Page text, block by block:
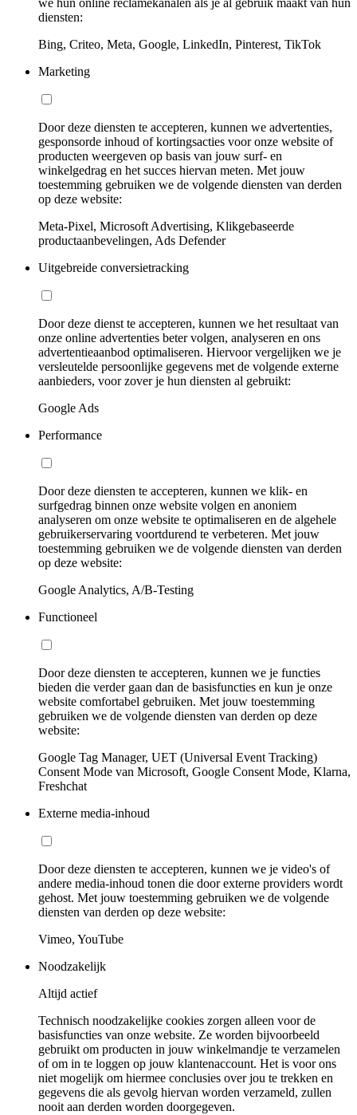
we hun online reclamekanalen als je al gebruik maakt van hun
diensten:
Bing, Criteo, Meta, Google, LinkedIn, Pinterest, TikTok
Marketing
Door deze diensten te accepteren, kunnen we advertenties,
gesponsorde inhoud of kortingsacties voor onze website of
producten weergeven op basis van jouw surf- en
winkelgedrag en het succes hiervan meten. Met jouw
toestemming gebruiken we de volgende diensten van derden
op deze website:
Meta-Pixel, Microsoft Advertising, Klikgebaseerde
productaanbevelingen, Ads Defender
Uitgebreide conversietracking
Door deze dienst te accepteren, kunnen we het resultaat van
onze online advertenties beter volgen, analyseren en ons
advertentieaanbod optimaliseren. Hiervoor vergelijken we je
versleutelde persoonlijke gegevens met de volgende externe
aanbieders, voor zover je hun diensten al gebruikt:
Google Ads
Performance
Door deze diensten te accepteren, kunnen we klik- en
surfgedrag binnen onze website volgen en anoniem
analyseren om onze website te optimaliseren en de algehele
gebruikerservaring voortdurend te verbeteren. Met jouw
toestemming gebruiken we de volgende diensten van derden
op deze website:
Google Analytics, A/B-Testing
Functioneel
Door deze diensten te accepteren, kunnen we je functies
bieden die verder gaan dan de basisfuncties en kun je onze
website comfortabel gebruiken. Met jouw toestemming
gebruiken we de volgende diensten van derden op deze
website:
Google Tag Manager, UET (Universal Event Tracking)
Consent Mode van Microsoft, Google Consent Mode, Klarna,
Freshchat
Externe media-inhoud
Door deze diensten te accepteren, kunnen we je video's of
andere media-inhoud tonen die door externe providers wordt
gehost. Met jouw toestemming gebruiken we de volgende
diensten van derden op deze website:
Vimeo, YouTube
Noodzakelijk
Altijd actief
Technisch noodzakelijke cookies zorgen alleen voor de
basisfuncties van onze website. Ze worden bijvoorbeeld
gebruikt om producten in jouw winkelmandje te verzamelen
of om in te loggen op jouw klantenaccount. Het is voor ons
niet mogelijk om hiermee conclusies over jou te trekken en
gegevens die als gevolg hiervan worden verzameld, zullen
nooit aan derden worden doorgegeven.